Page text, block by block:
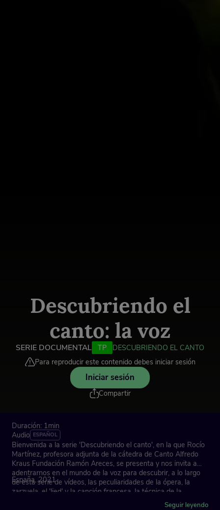
Descubriendo el
canto: la voz
SERIE DOCUMENTAL TP
DESCUBRIENDO EL CANTO
Para reproducir este contenido debes iniciar sesión
Iniciar sesión
Compartir
Duración: 1min
Audio ESPAÑOL
Bienvenida a la serie 'Descubriendo el canto', en la que Rocío
Martínez, profesora adjunta de la cátedra de Canto Alfredo
Kraus Fundación Ramón Areces, se presenta y nos invita a
adentrarnos en el mundo de la voz para descubrir, a lo largo
de esta serie de vídeos, las peculiaridades de la ópera, la
zarzuela, el 'lied' y la canción francesa, la técnica de la
vocalización y el papel fundamental del piano acompañante.
España, 2021
Seguir leyendo